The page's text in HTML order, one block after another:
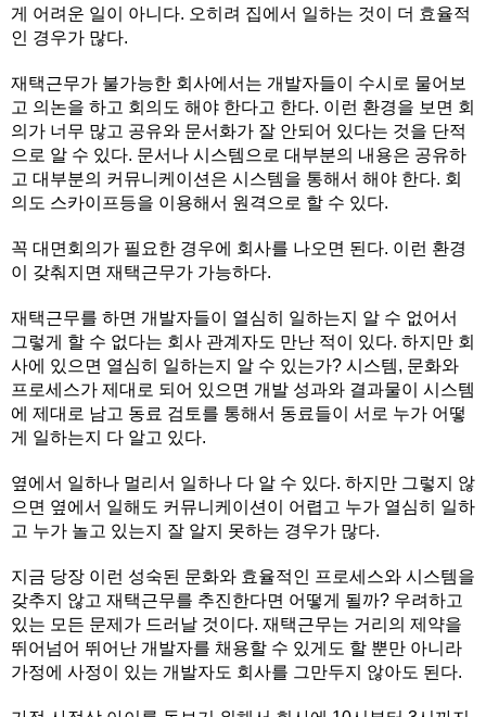
게 어려운 일이 아니다. 오히려 집에서 일하는 것이 더 효율적
인 경우가 많다.
재택근무가 불가능한 회사에서는 개발자들이 수시로 물어보
고 의논을 하고 회의도 해야 한다고 한다. 이런 환경을 보면 회
의가 너무 많고 공유와 문서화가 잘 안되어 있다는 것을 단적
으로 알 수 있다. 문서나 시스템으로 대부분의 내용은 공유하
고 대부분의 커뮤니케이션은 시스템을 통해서 해야 한다. 회
의도 스카이프등을 이용해서 원격으로 할 수 있다.
꼭 대면회의가 필요한 경우에 회사를 나오면 된다. 이런 환경
이 갖춰지면 재택근무가 가능하다.
재택근무를 하면 개발자들이 열심히 일하는지 알 수 없어서
그렇게 할 수 없다는 회사 관계자도 만난 적이 있다. 하지만 회
사에 있으면 열심히 일하는지 알 수 있는가? 시스템, 문화와
프로세스가 제대로 되어 있으면 개발 성과와 결과물이 시스템
에 제대로 남고 동료 검토를 통해서 동료들이 서로 누가 어떻
게 일하는지 다 알고 있다.
옆에서 일하나 멀리서 일하나 다 알 수 있다. 하지만 그렇지 않
으면 옆에서 일해도 커뮤니케이션이 어렵고 누가 열심히 일하
고 누가 놀고 있는지 잘 알지 못하는 경우가 많다.
지금 당장 이런 성숙된 문화와 효율적인 프로세스와 시스템을
갖추지 않고 재택근무를 추진한다면 어떻게 될까? 우려하고
있는 모든 문제가 드러날 것이다. 재택근무는 거리의 제약을
뛰어넘어 뛰어난 개발자를 채용할 수 있게도 할 뿐만 아니라
가정에 사정이 있는 개발자도 회사를 그만두지 않아도 된다.